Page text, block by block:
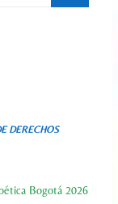
DERECHOS
Bogotá 2026